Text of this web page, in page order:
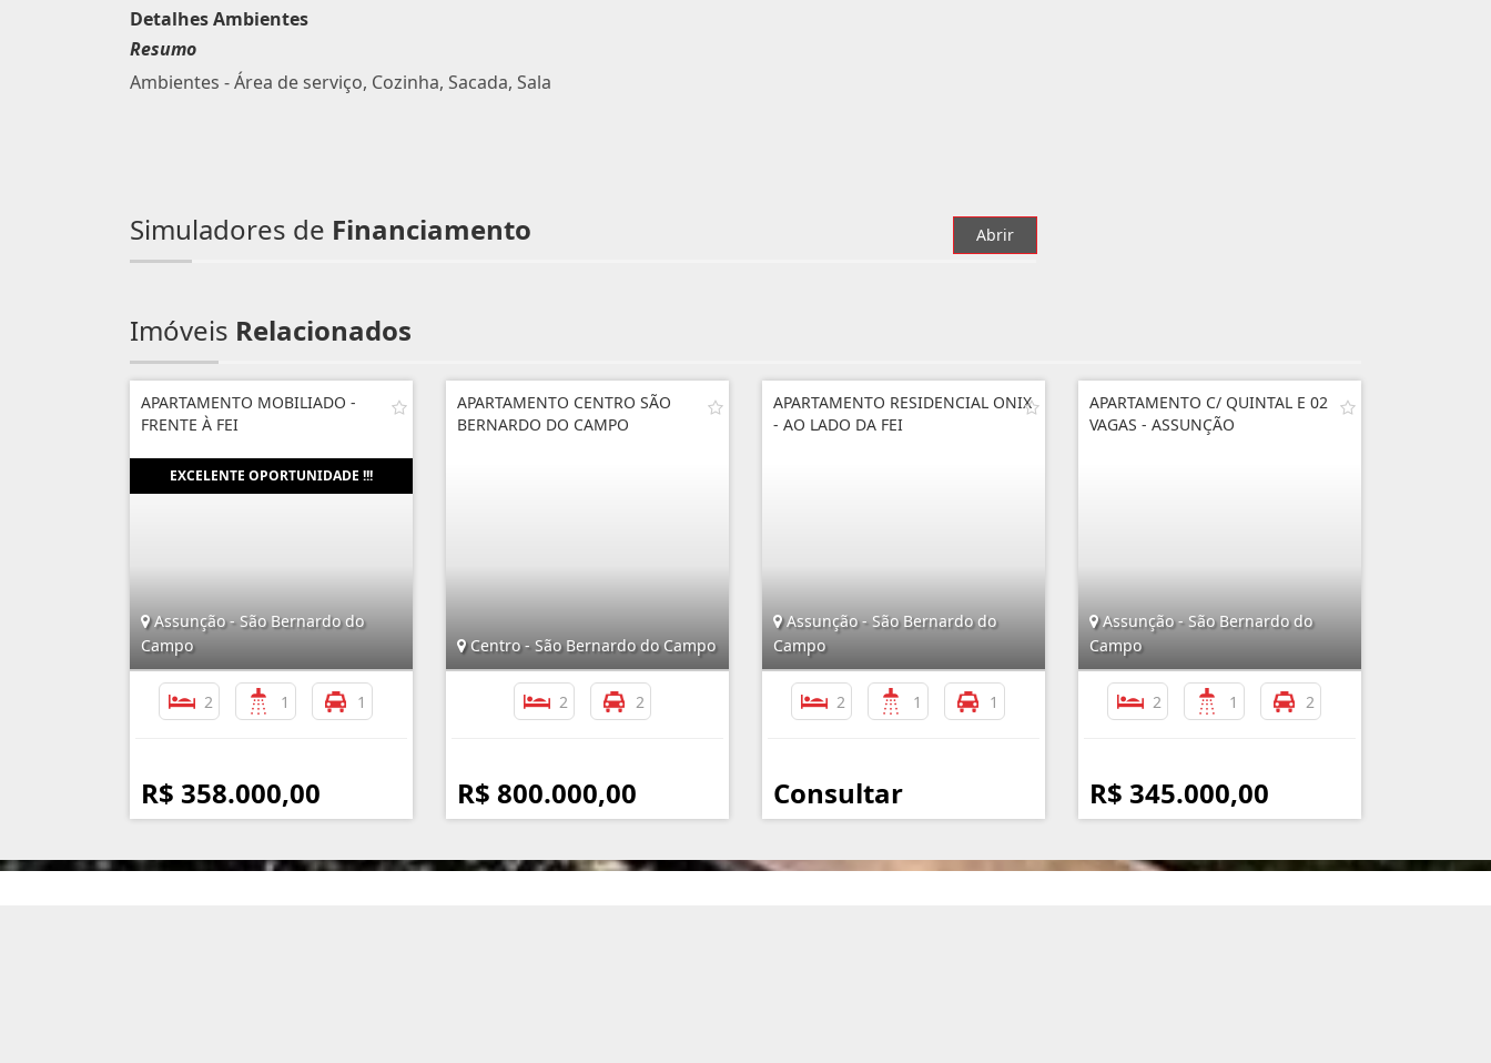
Detalhes Ambientes
Resumo
Ambientes - Área de serviço, Cozinha, Sacada, Sala
Simuladores de Financiamento Abrir
Imóveis Relacionados
APARTAMENTO MOBILIADO -
FRENTE À FEI
Assunção - São Bernardo do
Campo
2 1 1
R$ 358.000,00
APARTAMENTO CENTRO SÃO
BERNARDO DO CAMPO
Centro - São Bernardo do Campo
2 2
R$ 800.000,00
APARTAMENTO RESIDENCIAL ONIX
- AO LADO DA FEI
Assunção - São Bernardo do
Campo
2 1 1
Consultar
APARTAMENTO C/ QUINTAL E 02
VAGAS - ASSUNÇÃO
Assunção - São Bernardo do
Campo
2 1 2
R$ 345.000,00